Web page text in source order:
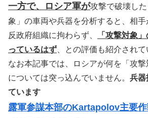
一方で、ロシア軍が攻撃で破壊し
象」の車両や兵器を分析すると、相
反政府組織に拘わらず、
「攻撃対象
っているはず 、との評価も紹介され
なお本記事では、ロシアが何を「攻
については突っ込んでいません。 兵器
ています
露軍参謀本部のKartapolov主要